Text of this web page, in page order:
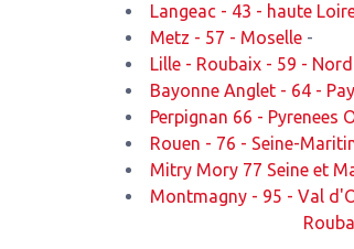
Langeac - 43 - haute
Metz - 57 - Moselle -
Lille - Roubaix - 59 - Nord
Bayonne Anglet - 64 -
Perpignan 66 - Pyrenees
Rouen - 76 - Seine-
Mitry Mory 77 Seine et
Montmagny - 95 - Val
1,07